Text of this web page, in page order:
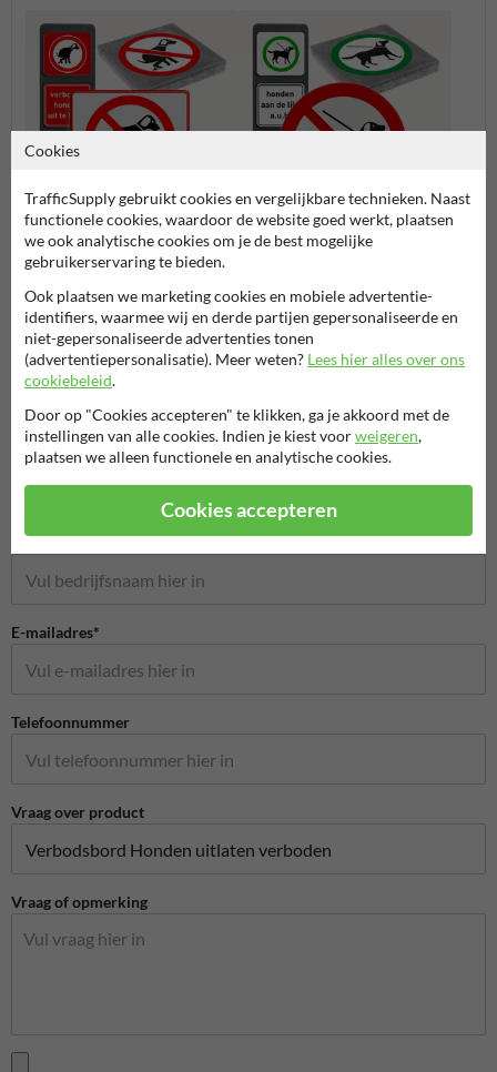
Hondenpoep Honden aan de lijn
Verbodsborden
Stel je vraag aan Hondenpoepbord.nl
Naam*
Bedrijfsnaam
E-mailadres*
Telefoonnummer
Vraag over product
Vraag of opmerking
Cookies
TrafficSupply gebruikt cookies en vergelijkbare technieken. Naast
functionele cookies, waardoor de website goed werkt, plaatsen
we ook analytische cookies om je de best mogelijke
gebruikerservaring te bieden.
Ook plaatsen we marketing cookies en mobiele advertentie-
identifiers, waarmee wij en derde partijen gepersonaliseerde en
niet-gepersonaliseerde advertenties tonen
(advertentiepersonalisatie). Meer weten? Lees hier alles over ons
cookiebeleid.
Door op "Cookies accepteren" te klikken, ga je akkoord met de
instellingen van alle cookies. Indien je kiest voorweigeren,
plaatsen we alleen functionele en analytische cookies.
Cookies accepteren